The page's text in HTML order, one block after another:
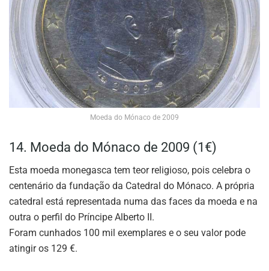
Moeda do Mónaco de 2009
14. Moeda do Mónaco de 2009 (1€)
Esta moeda monegasca tem teor religioso, pois celebra o
centenário da fundação da Catedral do Mónaco. A própria
catedral está representada numa das faces da moeda e na
outra o perfil do Príncipe Alberto II.
Foram cunhados 100 mil exemplares e o seu valor pode
atingir os 129 €.